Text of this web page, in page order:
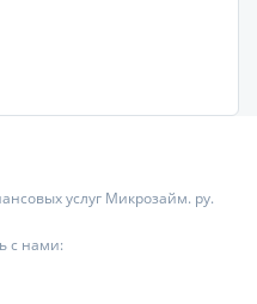
услуг Микрозайм. ру.
с нами: